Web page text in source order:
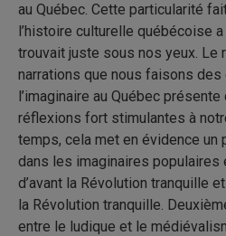
au Québec. Cette particularité
l’histoire culturelle québécoise
trouvait juste sous nos yeux. Le
narrations que nous faisons
l’imaginaire au Québec
réflexions fort stimulantes à
temps, cela met en évidence
dans les imaginaires populaires
d’avant la Révolution tranquille
la Révolution tranquille.
entre le ludique et le